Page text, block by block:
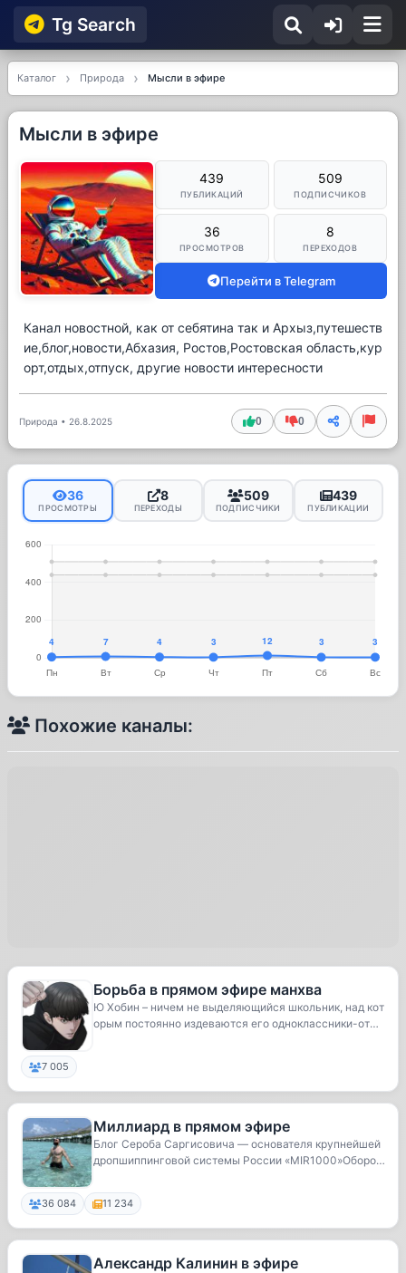
Tg Searсh
Каталог Природа Мысли в эфире
Мысли в эфире
439
ПУБЛИКАЦИЙ
509
ПОДПИСЧИКОВ
36
ПРОСМОТРОВ
8
ПЕРЕХОДОВ
Перейти в Telegram
Канал новостной, как от себятина так и Архыз,путешеств
ие,блог,новости,Абхазия, Ростов,Ростовская область,кур
орт,отдых,отпуск, другие новости интересности
Природа • 26.8.2025 0 0
36
ПРОСМОТРЫ
8
ПЕРЕХОДЫ
509
ПОДПИСЧИКИ
439
ПУБЛИКАЦИИ
Похожие каналы:
Борьба в прямом эфире манхва
Ю Хобин – ничем не выделяющийся школьник, над кот
орым постоянно издеваются его одноклассники-отм
7 005
Миллиард в прямом эфире
Блог Сероба Саргисовича — основателя крупнейшей
дропшиппинговой системы России «MIR1000»Оборот
36 084 11 234
Александр Калинин в эфире